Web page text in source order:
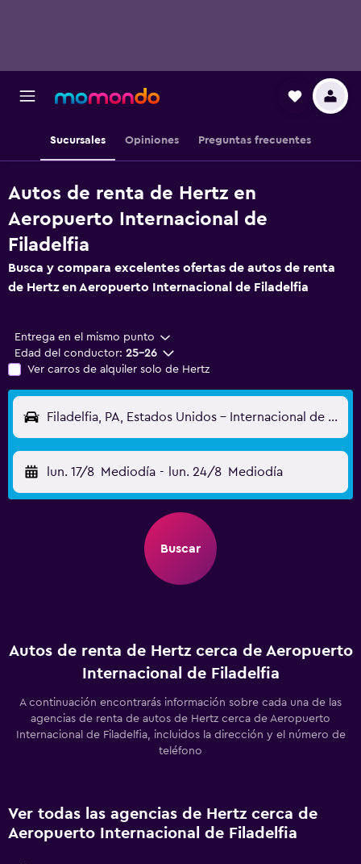
Sucursales Opiniones Preguntas frecuentes
Autos de renta de Hertz en
Aeropuerto Internacional de
Filadelfia
Busca y compara excelentes ofertas de autos de renta
de Hertz en Aeropuerto Internacional de Filadelfia
Entrega en el mismo punto
Edad del conductor: 25-26
Ver carros de alquiler solo de Hertz
Filadelfia, PA, Estados Unidos - Internacional de Filadelfia (PHL)
lun. 17/8 Mediodía - lun. 24/8 Mediodía
Buscar
Autos de renta de Hertz cerca de Aeropuerto
Internacional de Filadelfia
A continuación encontrarás información sobre cada una de las
agencias de renta de autos de Hertz cerca de Aeropuerto
Internacional de Filadelfia, incluidos la dirección y el número de
teléfono
Ver todas las agencias de Hertz cerca de
Aeropuerto Internacional de Filadelfia